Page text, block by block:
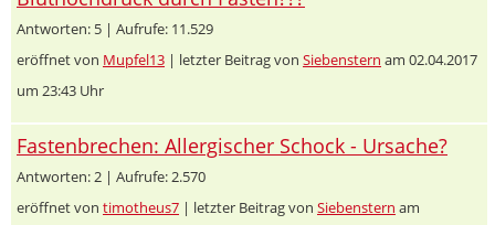
Antworten: 5 | Aufrufe: 11.529
eröffnet von Mupfel13 | letzter Beitrag von Siebenstern am 02.04.2017
um 23:43 Uhr
Fastenbrechen: Allergischer Schock - Ursache?
Antworten: 2 | Aufrufe: 2.570
eröffnet von timotheus7 | letzter Beitrag von Siebenstern am